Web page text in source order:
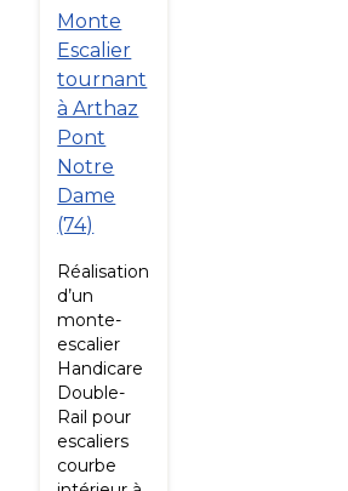
Monte
Escalier
tournant
à Arthaz
Pont
Notre
Dame
(74)
Réalisation
d’un
monte-
escalier
Handicare
Double-
Rail pour
escaliers
courbe